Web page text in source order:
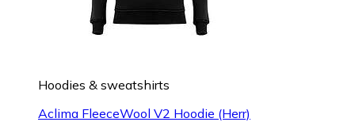
Hoodies & sweatshirts
Aclima FleeceWool V2 Hoodie (Herr)